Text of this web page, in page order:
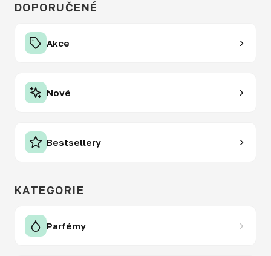
DOPORUČENÉ
Akce
Nové
Bestsellery
KATEGORIE
Parfémy